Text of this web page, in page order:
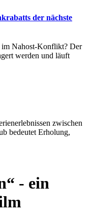
der nächste
im Nahost-Konflikt? Der
werden und läuft
zwischen
bedeutet Erholung,
- ein